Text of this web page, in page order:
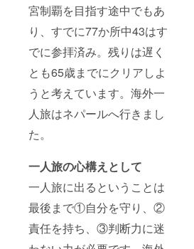
宮制覇を目指す途中でもあ
り、すでに77か所中43はす
でに参拝済み。残りは遅く
とも65歳までにクリアしよ
うと考えています。海外一
人旅はネパールへ行きまし
た。
一人旅の心構えとして
一人旅に出るということは
最後まで①自分を守り、②
責任を持ち、③判断力に迷